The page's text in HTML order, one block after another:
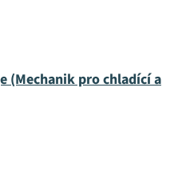
(Mechanik pro chladící a